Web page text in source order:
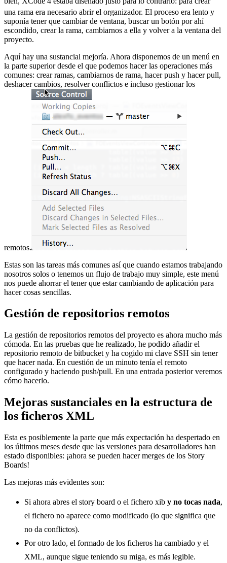
una rama era necesario abrir el organizador. El proceso era lento y
suponía tener que cambiar de ventana, buscar un botón por ahí
escondido, crear la rama, cambiarnos a ella y volver a la ventana del
proyecto.
Aquí hay una sustancial mejoría. Ahora disponemos de un menú en
la parte superior desde el que podemos hacer las operaciones más
comunes: crear ramas, cambiarnos de rama, hacer push y hacer pull,
deshacer cambios, resolver conflictos e incluso gestionar los
remotos.
Estas son las tareas más comunes así que cuando estamos trabajando
nosotros solos o tenemos un flujo de trabajo muy simple, este menú
nos puede ahorrar el tener que estar cambiando de aplicación para
hacer cosas sencillas.
Gestión de repositorios remotos
La gestión de repositorios remotos del proyecto es ahora mucho más
cómoda. En las pruebas que he realizado, he podido añadir el
repositorio remoto de bitbucket y ha cogido mi clave SSH sin tener
que hacer nada. En cuestión de un minuto tenía el remoto
configurado y haciendo push/pull. En una entrada posterior veremos
cómo hacerlo.
Mejoras sustanciales en la estructura de
los ficheros XML
Esta es posiblemente la parte que más expectación ha despertado en
los últimos meses desde que las versiones para desarrolladores han
estado disponibles: ¡ahora se pueden hacer merges de los Story
Boards!
Las mejoras más evidentes son:
Si ahora abres el story board o el fichero xib y no tocas nada,
el fichero no aparece como modificado (lo que significa que
no da conflictos).
Por otro lado, el formado de los ficheros ha cambiado y el
XML, aunque sigue teniendo su miga, es más legible.